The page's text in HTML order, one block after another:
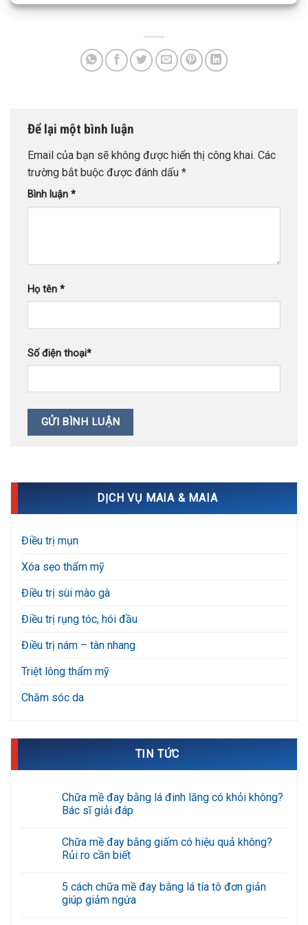
Để lại một bình luận
Email của bạn sẽ không được hiển thị công khai. Các
trường bắt buộc được đánh dấu *
Bình luận *
Họ tên *
Số điện thoại*
DỊCH VỤ MAIA & MAIA
Điều trị mụn
Xóa sẹo thẩm mỹ
Điều trị sùi mào gà
Điều trị rụng tóc, hói đầu
Điều trị nám – tàn nhang
Triệt lông thẩm mỹ
Chăm sóc da
TIN TỨC
Chữa mề đay bằng lá đinh lăng có khỏi không?
Bác sĩ giải đáp
bình
luận
ở
đay
bằng
lá
Chữa mề đay bằng giấm có hiệu quả không?
Rủi ro cần biết
bình
luận
ở
5 cách chữa mề đay bằng lá tía tô đơn giản
giúp giảm ngứa